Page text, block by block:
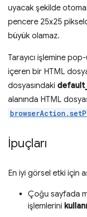
uyacak şekilde
pencere 25x25
büyük olamaz.
Tarayıcı işlemine
içeren bir HTML
dosyasındaki
alanında HTML
İpuçları
En iyi görsel etki için
Çoğu sayfada
işlemlerini